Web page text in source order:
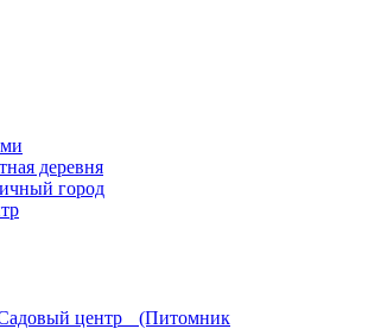
деревня
город
центр (Питомник